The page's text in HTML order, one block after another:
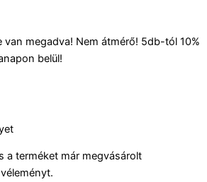
van megadva! Nem átmérő! 5db-tól 10%
belül!
a terméket már megvásárolt